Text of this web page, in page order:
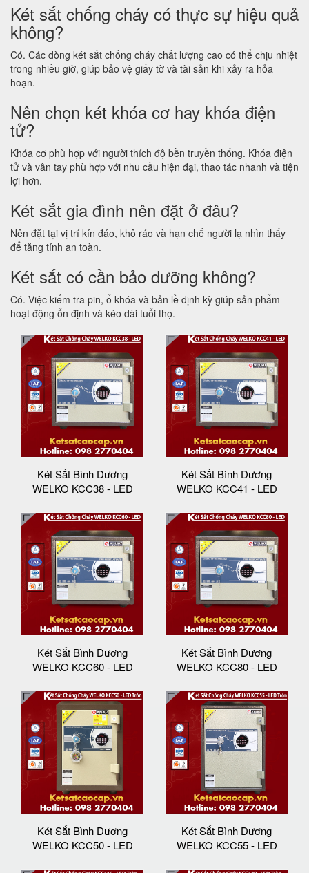
Két sắt chống cháy có thực sự hiệu quả
không?
Có. Các dòng két sắt chống cháy chất lượng cao có thể chịu nhiệt
trong nhiều giờ, giúp bảo vệ giấy tờ và tài sản khi xảy ra hỏa
hoạn.
Nên chọn két khóa cơ hay khóa điện
tử?
Khóa cơ phù hợp với người thích độ bền truyền thống. Khóa điện
tử và vân tay phù hợp với nhu cầu hiện đại, thao tác nhanh và tiện
lợi hơn.
Két sắt gia đình nên đặt ở đâu?
Nên đặt tại vị trí kín đáo, khô ráo và hạn chế người lạ nhìn thấy
để tăng tính an toàn.
Két sắt có cần bảo dưỡng không?
Có. Việc kiểm tra pin, ổ khóa và bản lề định kỳ giúp sản phẩm
hoạt động ổn định và kéo dài tuổi thọ.
Két Sắt Bình Dương
WELKO KCC38 - LED
Két Sắt Bình Dương
WELKO KCC41 - LED
Két Sắt Bình Dương
WELKO KCC60 - LED
Két Sắt Bình Dương
WELKO KCC80 - LED
Két Sắt Bình Dương
WELKO KCC50 - LED
Két Sắt Bình Dương
WELKO KCC55 - LED